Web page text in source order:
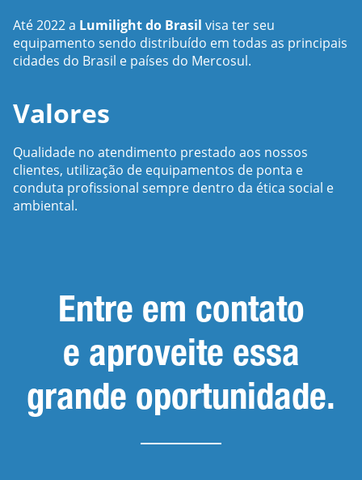
Até 2022 a Lumilight do Brasil visa ter seu
equipamento sendo distribuído em todas as principais
cidades do Brasil e países do Mercosul.
Valores
Qualidade no atendimento prestado aos nossos
clientes, utilização de equipamentos de ponta e
conduta profissional sempre dentro da ética social e
ambiental.
Entre em contato
e aproveite essa
grande oportunidade.